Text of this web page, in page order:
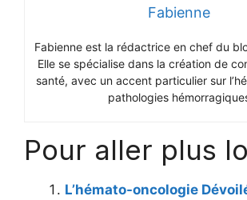
Fabienne
Fabienne est la rédactrice en chef du
Elle se spécialise dans la création de
santé, avec un accent particulier sur
pathologies
Pour aller plus
L’hémato-oncologie